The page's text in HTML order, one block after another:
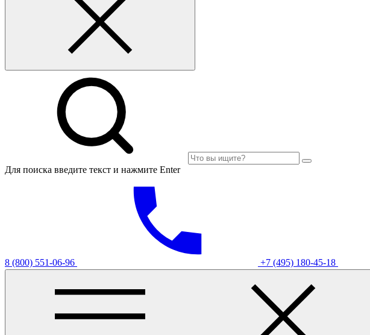
Для поиска введите текст и нажмите Enter
8 (800) 551-06-96 +7 (495) 180-45-18